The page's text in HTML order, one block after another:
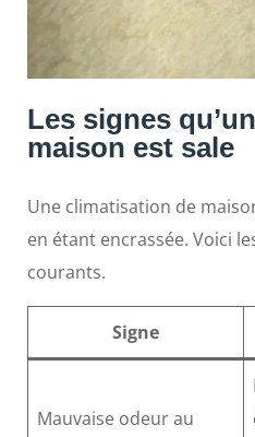
Les signes
maison est sale
Une climatisation de
en étant encrassée. Voici
courants.
Signe
Mauvaise odeur au